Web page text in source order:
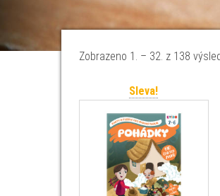
Zobrazeno 1. – 32. z 138
Sleva!